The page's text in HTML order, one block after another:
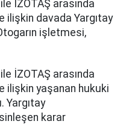
İZOTAŞ arasında
ilişkin davada Yargıtay
işletmesi,
İZOTAŞ arasında
ilişkin yaşanan hukuki
Yargıtay
karar